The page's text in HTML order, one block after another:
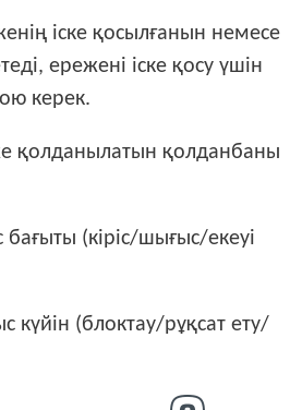
іске қосылғанын немесе
ережені іске қосу үшін
керек.
қолданылатын қолданбаны
(кіріс/шығыс/екеуі
күйін (блоктау/рұқсат ету/